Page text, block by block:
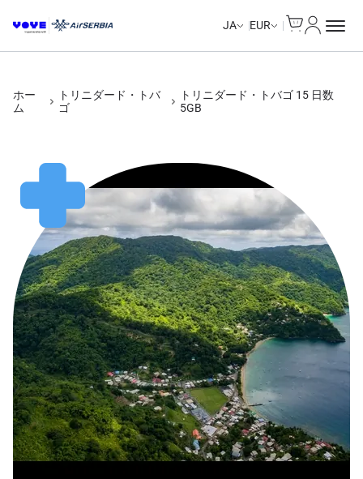
JA EUR
ホー
ム
トリニダード・トバ
ゴ
トリニダード・トバゴ 15 日数
5GB